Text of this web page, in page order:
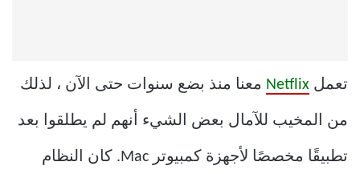
تعمل Netflix معنا منذ بضع سنوات حتى الآن ، لذلك
من المخيب للآمال بعض الشيء أنهم لم يطلقوا بعد
تطبيقًا مخصصًا لأجهزة كمبيوتر Mac. كان النظام